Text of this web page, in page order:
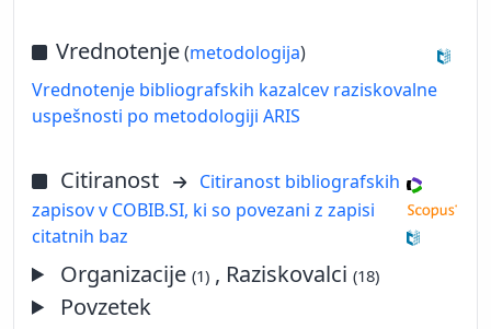
Vrednotenje(metodologija)
Vrednotenje bibliografskih kazalcev raziskovalne
uspešnosti po metodologiji ARIS
Citiranost
Citiranost bibliografskih
zapisov v COBIB.SI, ki so povezani z zapisi
citatnih baz
Organizacije(1) , Raziskovalci(18)
Povzetek